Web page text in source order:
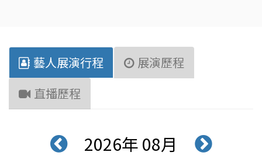
藝人展演行程
展演歷程
直播歷程
2026年 08月